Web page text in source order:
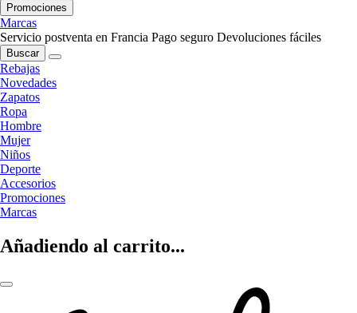
Promociones
Marcas
Servicio postventa en Francia Pago seguro Devoluciones fáciles
Buscar
Rebajas
Novedades
Zapatos
Ropa
Hombre
Mujer
Niños
Deporte
Accesorios
Promociones
Marcas
Añadiendo al carrito...